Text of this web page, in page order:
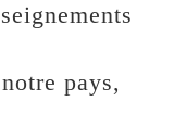
pays,